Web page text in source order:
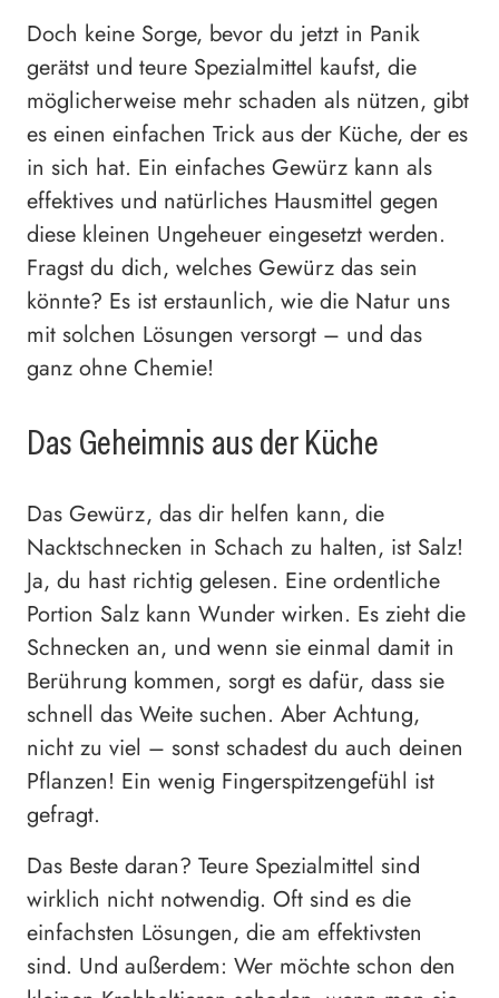
Doch keine Sorge, bevor du jetzt in Panik
gerätst und teure Spezialmittel kaufst, die
möglicherweise mehr schaden als nützen, gibt
es einen einfachen Trick aus der Küche, der es
in sich hat. Ein einfaches Gewürz kann als
effektives und natürliches Hausmittel gegen
diese kleinen Ungeheuer eingesetzt werden.
Fragst du dich, welches Gewürz das sein
könnte? Es ist erstaunlich, wie die Natur uns
mit solchen Lösungen versorgt – und das
ganz ohne Chemie!
Das Geheimnis aus der Küche
Das Gewürz, das dir helfen kann, die
Nacktschnecken in Schach zu halten, ist Salz!
Ja, du hast richtig gelesen. Eine ordentliche
Portion Salz kann Wunder wirken. Es zieht die
Schnecken an, und wenn sie einmal damit in
Berührung kommen, sorgt es dafür, dass sie
schnell das Weite suchen. Aber Achtung,
nicht zu viel – sonst schadest du auch deinen
Pflanzen! Ein wenig Fingerspitzengefühl ist
gefragt.
Das Beste daran? Teure Spezialmittel sind
wirklich nicht notwendig. Oft sind es die
einfachsten Lösungen, die am effektivsten
sind. Und außerdem: Wer möchte schon den